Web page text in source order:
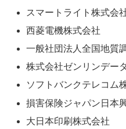
スマートライト株式会
西菱電機株式会社
一般社団法人全国地質
株式会社ゼンリンデー
ソフトバンクテレコム
損害保険ジャパン日本
大日本印刷株式会社